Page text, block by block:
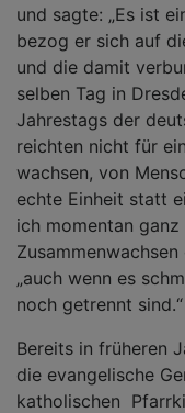
und sagte: „Es ist
bezog er sich auf
und die damit
selben Tag in
Jahrestags der
reichten nicht für
wachsen, von
echte Einheit statt
ich momentan
„auch wenn es
noch getrennt sind.“
Bereits in früheren
die evangelische
katholischen